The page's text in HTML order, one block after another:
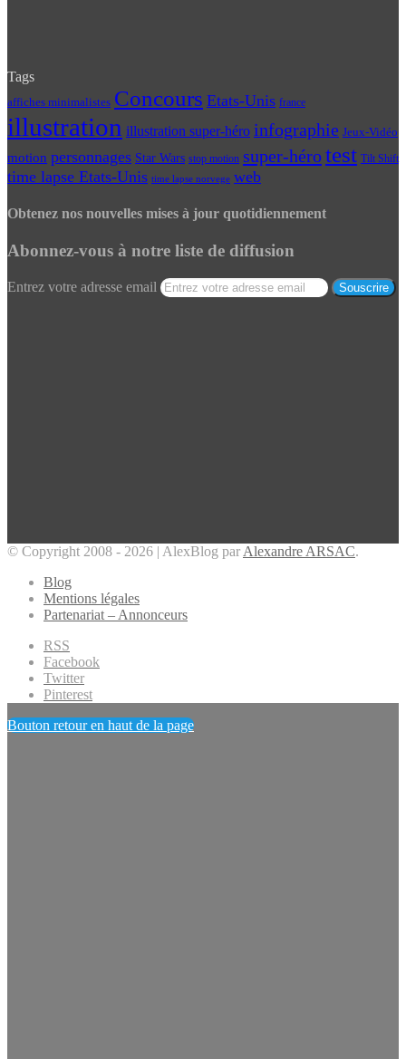
Tags
affiches minimalistes Concours Etats-Unis france
illustration illustration super-héro infographie Jeux-Vidéo
motion personnages Star Wars stop motion super-hérotest Tilt Shift
time lapse Etats-Unis time lapse norvege web
Obtenez nos nouvelles mises à jour quotidiennement
Abonnez-vous à notre liste de diffusion
Entrez votre adresse email
© Copyright 2008 - 2026 | AlexBlog par Alexandre ARSAC.
Blog
Mentions légales
Partenariat – Annonceurs
RSS
Facebook
Twitter
Pinterest
Bouton retour en haut de la page